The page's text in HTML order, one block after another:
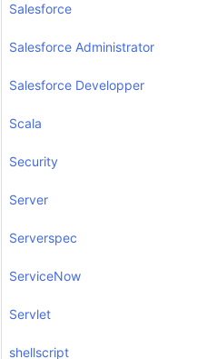
Salesforce
Salesforce Administrator
Salesforce Developper
Scala
Security
Server
Serverspec
ServiceNow
Servlet
shellscript